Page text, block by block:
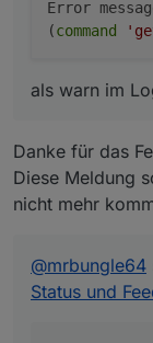
Error
(command
als warn im
Danke für das
Diese Meldung
nicht mehr
@mrbungle64
Status und